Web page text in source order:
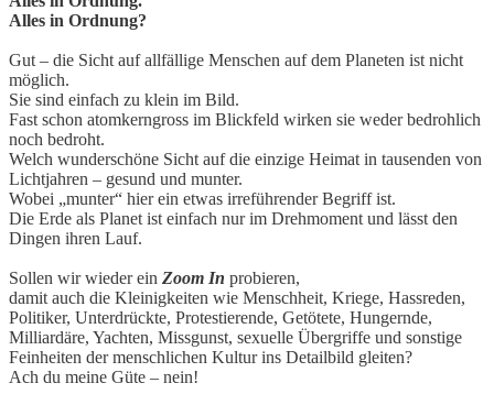
Alles in Ordnung?
Gut – die Sicht auf allfällige Menschen auf dem Planeten ist nicht
möglich.
Sie sind einfach zu klein im Bild.
Fast schon atomkerngross im Blickfeld wirken sie weder bedrohlich
noch bedroht.
Welch wunderschöne Sicht auf die einzige Heimat in tausenden von
Lichtjahren – gesund und munter.
Wobei „munter“ hier ein etwas irreführender Begriff ist.
Die Erde als Planet ist einfach nur im Drehmoment und lässt den
Dingen ihren Lauf.
Sollen wir wieder ein Zoom In probieren,
damit auch die Kleinigkeiten wie Menschheit, Kriege, Hassreden,
Politiker, Unterdrückte, Protestierende, Getötete, Hungernde,
Milliardäre, Yachten, Missgunst, sexuelle Übergriffe und sonstige
Feinheiten der menschlichen Kultur ins Detailbild gleiten?
Ach du meine Güte – nein!